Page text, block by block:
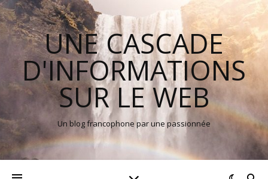
UNE CASCADE
D'INFORMATIONS
SUR LE WEB
Un blog francophone par une passionnée